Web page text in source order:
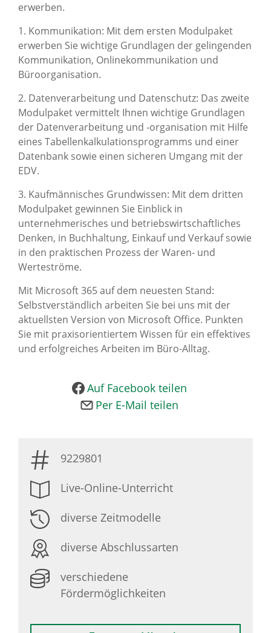
erwerben.
1. Kommunikation: Mit dem ersten Modulpaket
erwerben Sie wichtige Grundlagen der gelingenden
Kommunikation, Onlinekommunikation und
Büroorganisation.
2. Datenverarbeitung und Datenschutz: Das zweite
Modulpaket vermittelt Ihnen wichtige Grundlagen
der Datenverarbeitung und -organisation mit Hilfe
eines Tabellenkalkulationsprogramms und einer
Datenbank sowie einen sicheren Umgang mit der
EDV.
3. Kaufmännisches Grundwissen: Mit dem dritten
Modulpaket gewinnen Sie Einblick in
unternehmerisches und betriebswirtschaftliches
Denken, in Buchhaltung, Einkauf und Verkauf sowie
in den praktischen Prozess der Waren- und
Werteströme.
Mit Microsoft 365 auf dem neuesten Stand:
Selbstverständlich arbeiten Sie bei uns mit der
aktuellsten Version von Microsoft Office. Punkten
Sie mit praxisorientiertem Wissen für ein effektives
und erfolgreiches Arbeiten im Büro-Alltag.
Auf Facebook teilen
Per E-Mail teilen
9229801
Live-Online-Unterricht
diverse Zeitmodelle
diverse Abschlussarten
verschiedene
Fördermöglichkeiten